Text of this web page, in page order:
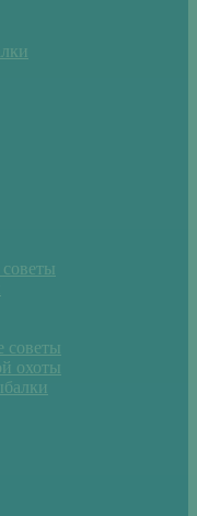
советы
охоты